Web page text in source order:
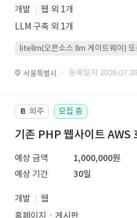
개발
웹 외 1개
LLM 구축 외 1개
litellm(오픈소스 llm 게이트웨이)
서울특별시 · 등록일자
📔 외주 모집 중
기존 PHP 웹사이트 AWS
예상 금액
1,000,000원
예상 기간
30일
개발
웹
홈페이지ㆍ게시판